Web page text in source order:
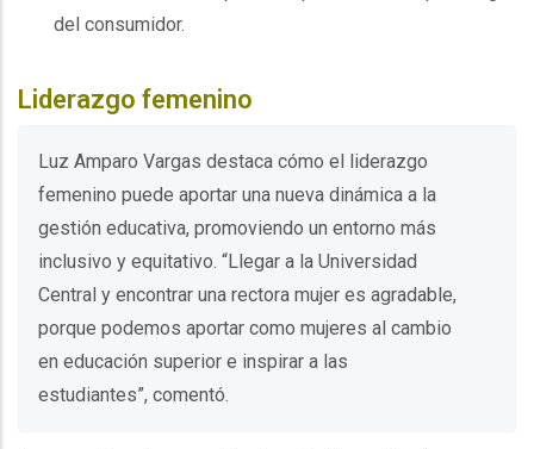
del consumidor.
Liderazgo femenino
Luz Amparo Vargas destaca cómo el liderazgo
femenino puede aportar una nueva dinámica a la
gestión educativa, promoviendo un entorno más
inclusivo y equitativo. “Llegar a la Universidad
Central y encontrar una rectora mujer es agradable,
porque podemos aportar como mujeres al cambio
en educación superior e inspirar a las
estudiantes”, comentó.